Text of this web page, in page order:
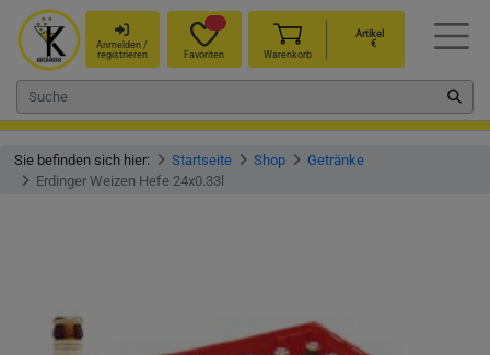
Anmelden /
registrieren
Favoriten Warenkorb
Artikel
€
Sie befinden sich hier: Startseite Shop
Getränke
Erdinger Weizen Hefe 24x0.33l